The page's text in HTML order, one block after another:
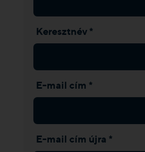
Keresztnév *
E-mail cím *
E-mail cím újra *